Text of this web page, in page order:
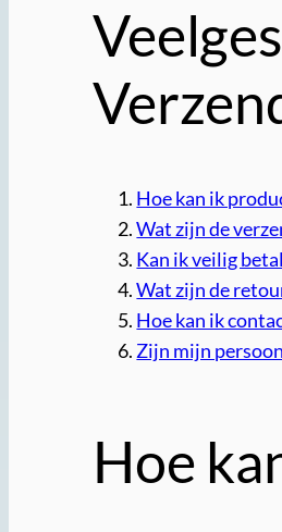
Hoe kan ik
Wat zijn de
Kan ik veilig
Wat zijn de
Hoe kan ik
Zijn mijn
Hoe